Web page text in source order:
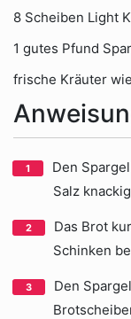
8 Scheiben Light
1 gutes Pfund
frische Kräuter
Den
Salz
Das Brot
Schinken
Den